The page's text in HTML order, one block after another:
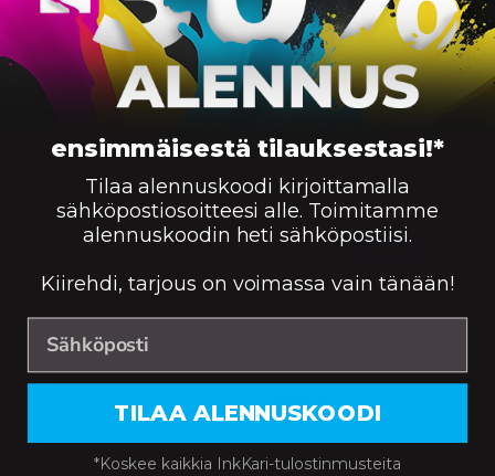
Canon CLI-581CXXL mustekasetti, syaani –
tarvike premium
830 Väri: Saatavuus: 16,90€ KORIIN
Canon CLI-581MXXL mustekasetti,
magenta – tarvike premium
Canon CLI-581YXXL mustekasetti,
keltainen – tarvike premium
Väri: Saatavuus: 16,90€ KORIIN
ensimmäisestä tilauksestasi!*
Tilaa alennuskoodi kirjoittamalla
sähköpostiosoitteesi alle. Toimitamme
alennuskoodin heti sähköpostiisi.
Kiirehdi, tarjous on voimassa vain tänään!
TILAA ALENNUSKOODI
*Koskee kaikkia InkKari-tulostinmusteita